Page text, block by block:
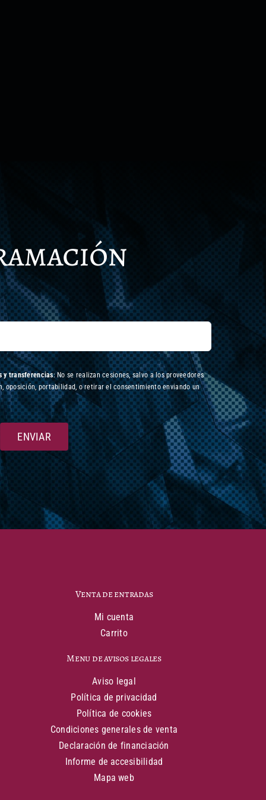
y transferencias: No se realizan cesiones, salvo a los proveedores
oposición, portabilidad, o retirar el consentimiento enviando un
ENVIAR
Venta de entradas
Mi cuenta
Carrito
Menu de avisos legales
Aviso legal
Política de privacidad
Política de cookies
Condiciones generales de venta
Declaración de financiación
Informe de accesibilidad
Mapa web